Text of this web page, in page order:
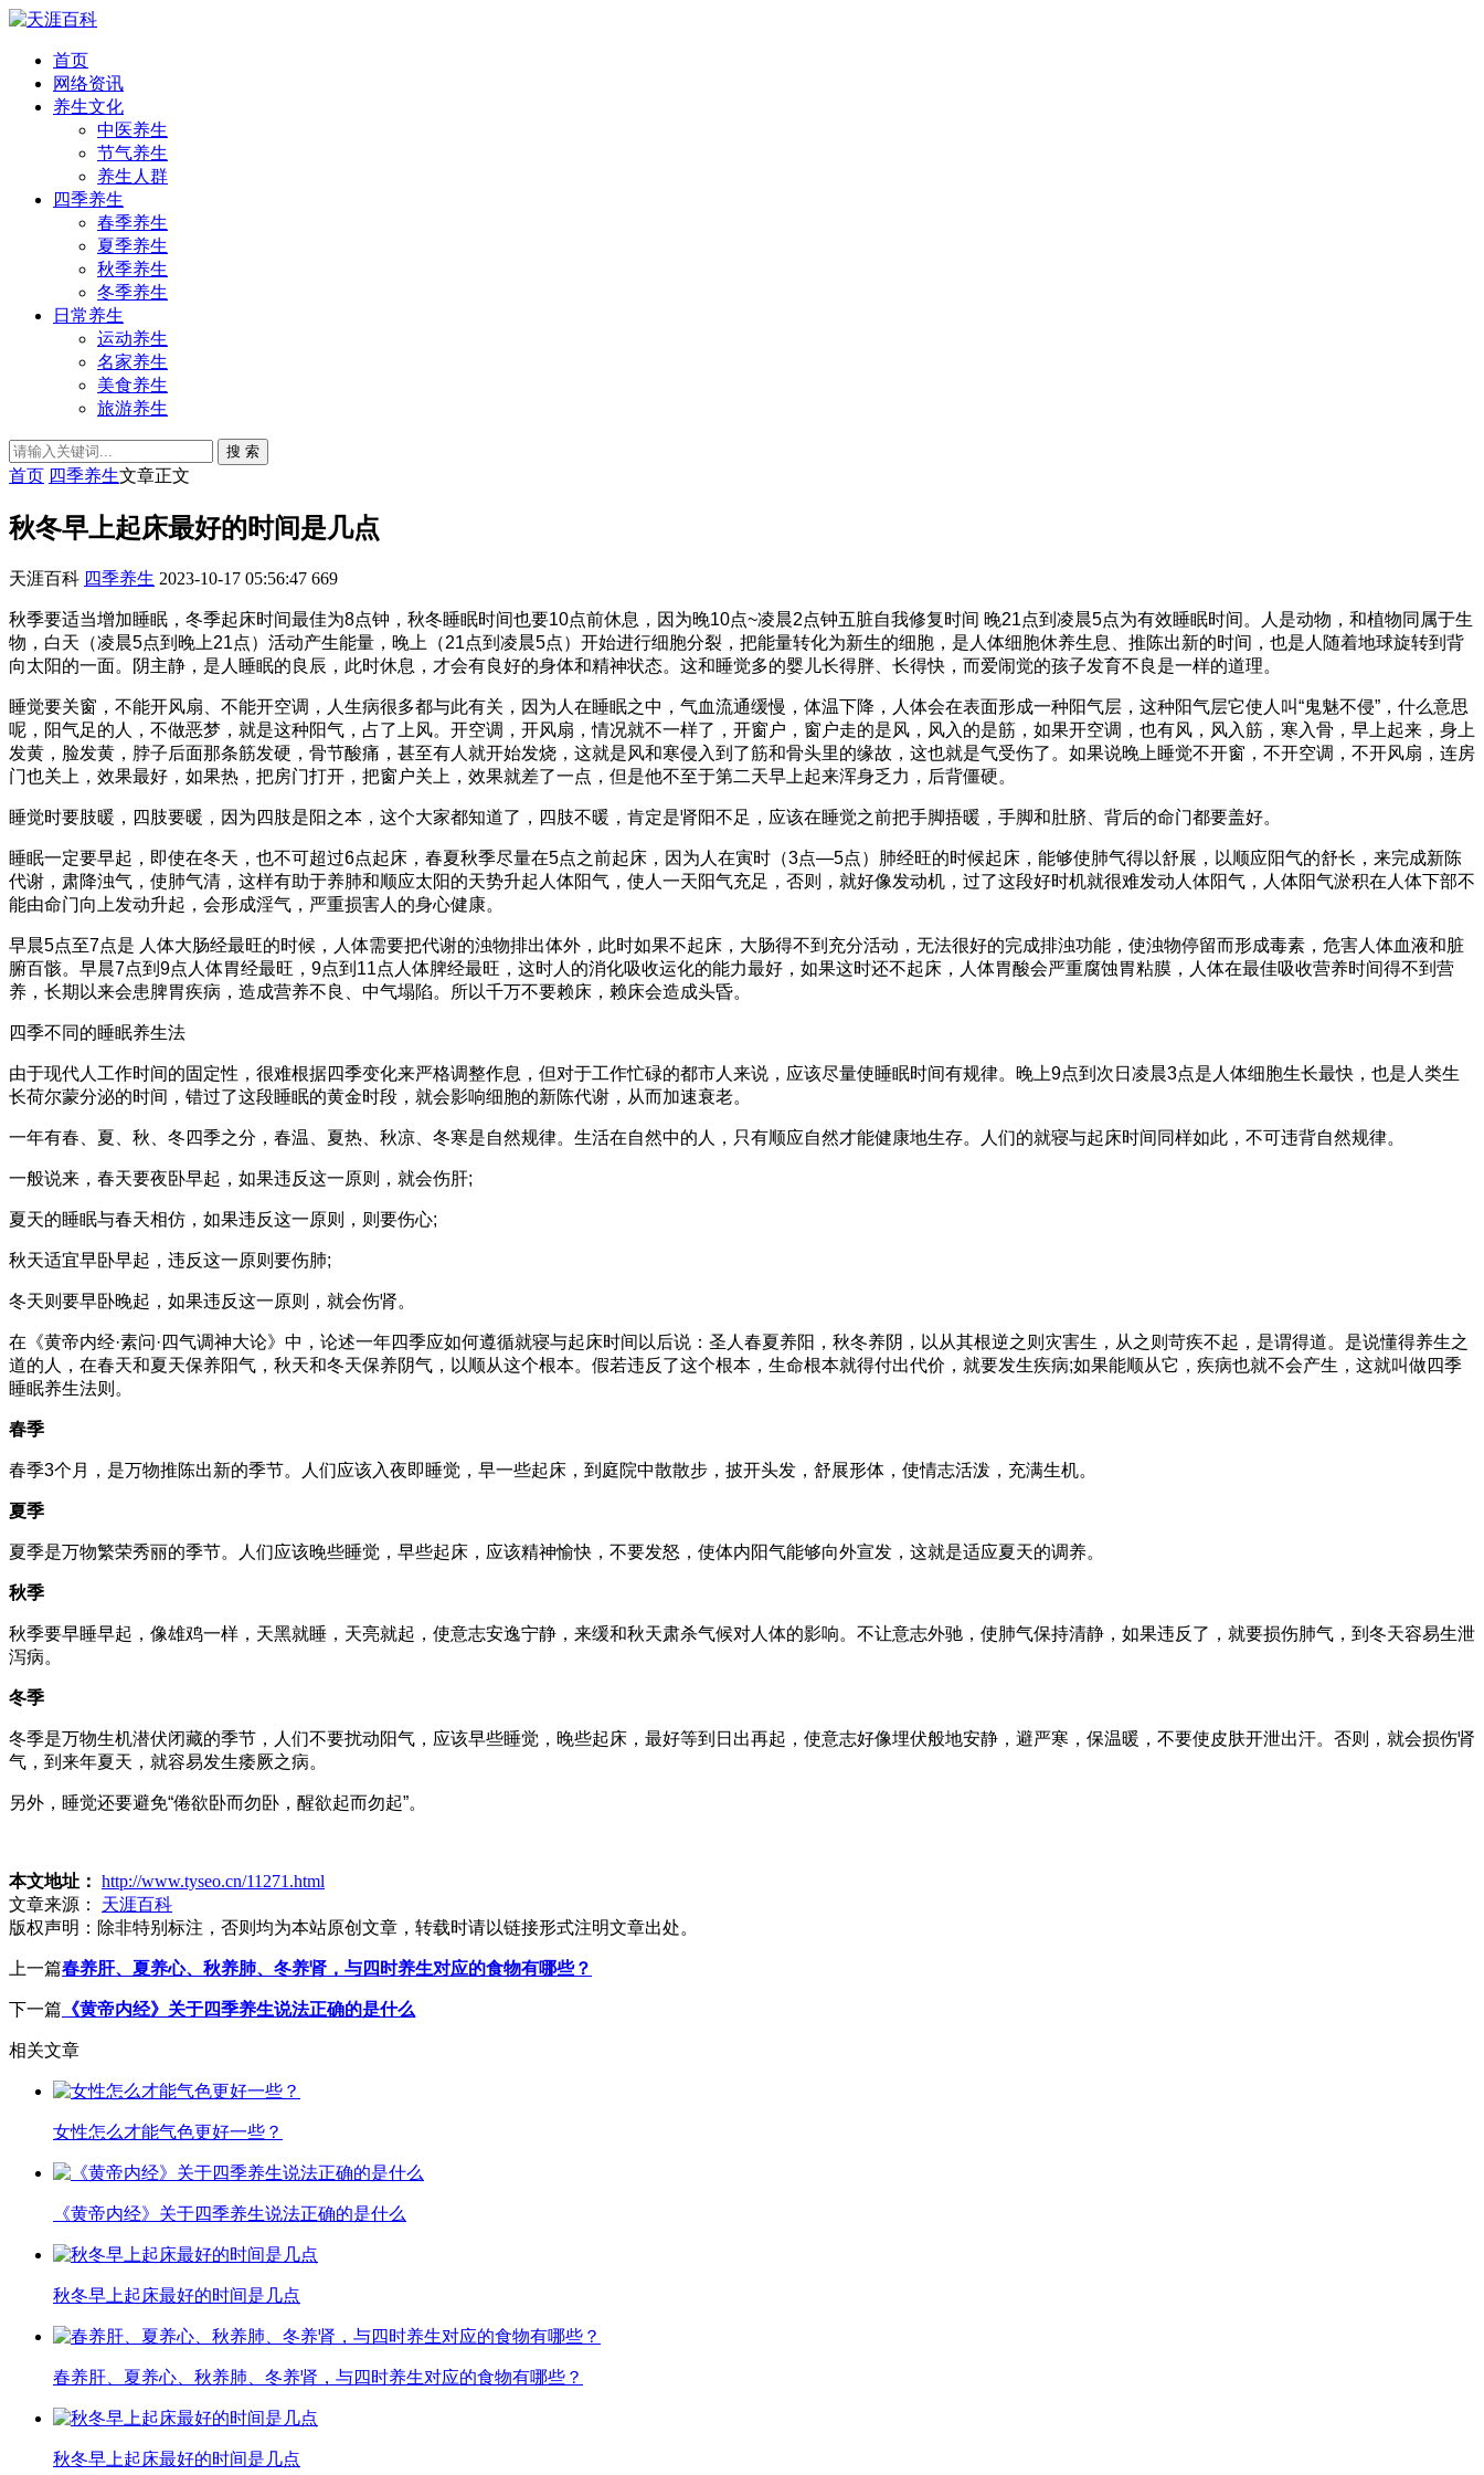
首页
网络资讯
养生文化
中医养生
节气养生
养生人群
四季养生
春季养生
夏季养生
秋季养生
冬季养生
日常养生
运动养生
名家养生
美食养生
旅游养生
搜 索
首页 四季养生文章正文
秋冬早上起床最好的时间是几点
天涯百科 四季养生 2023-10-17 05:56:47 669
秋季要适当增加睡眠，冬季起床时间最佳为8点钟，秋冬睡眠时间也要10点前休息，因为晚10点~凌晨2点钟五脏自我修复时间 晚21点到凌晨5点为有效睡眠时间。人是动物，和植物同属于生
物，白天（凌晨5点到晚上21点）活动产生能量，晚上（21点到凌晨5点）开始进行细胞分裂，把能量转化为新生的细胞，是人体细胞休养生息、推陈出新的时间，也是人随着地球旋转到背
向太阳的一面。阴主静，是人睡眠的良辰，此时休息，才会有良好的身体和精神状态。这和睡觉多的婴儿长得胖、长得快，而爱闹觉的孩子发育不良是一样的道理。
睡觉要关窗，不能开风扇、不能开空调，人生病很多都与此有关，因为人在睡眠之中，气血流通缓慢，体温下降，人体会在表面形成一种阳气层，这种阳气层它使人叫“鬼魅不侵”，什么意思
呢，阳气足的人，不做恶梦，就是这种阳气，占了上风。开空调，开风扇，情况就不一样了，开窗户，窗户走的是风，风入的是筋，如果开空调，也有风，风入筋，寒入骨，早上起来，身上
发黄，脸发黄，脖子后面那条筋发硬，骨节酸痛，甚至有人就开始发烧，这就是风和寒侵入到了筋和骨头里的缘故，这也就是气受伤了。如果说晚上睡觉不开窗，不开空调，不开风扇，连房
门也关上，效果最好，如果热，把房门打开，把窗户关上，效果就差了一点，但是他不至于第二天早上起来浑身乏力，后背僵硬。
睡觉时要肢暖，四肢要暖，因为四肢是阳之本，这个大家都知道了，四肢不暖，肯定是肾阳不足，应该在睡觉之前把手脚捂暖，手脚和肚脐、背后的命门都要盖好。
睡眠一定要早起，即使在冬天，也不可超过6点起床，春夏秋季尽量在5点之前起床，因为人在寅时（3点—5点）肺经旺的时候起床，能够使肺气得以舒展，以顺应阳气的舒长，来完成新陈
代谢，肃降浊气，使肺气清，这样有助于养肺和顺应太阳的天势升起人体阳气，使人一天阳气充足，否则，就好像发动机，过了这段好时机就很难发动人体阳气，人体阳气淤积在人体下部不
能由命门向上发动升起，会形成淫气，严重损害人的身心健康。
早晨5点至7点是 人体大肠经最旺的时候，人体需要把代谢的浊物排出体外，此时如果不起床，大肠得不到充分活动，无法很好的完成排浊功能，使浊物停留而形成毒素，危害人体血液和脏
腑百骸。早晨7点到9点人体胃经最旺，9点到11点人体脾经最旺，这时人的消化吸收运化的能力最好，如果这时还不起床，人体胃酸会严重腐蚀胃粘膜，人体在最佳吸收营养时间得不到营
养，长期以来会患脾胃疾病，造成营养不良、中气塌陷。所以千万不要赖床，赖床会造成头昏。
四季不同的睡眠养生法
由于现代人工作时间的固定性，很难根据四季变化来严格调整作息，但对于工作忙碌的都市人来说，应该尽量使睡眠时间有规律。晚上9点到次日凌晨3点是人体细胞生长最快，也是人类生
长荷尔蒙分泌的时间，错过了这段睡眠的黄金时段，就会影响细胞的新陈代谢，从而加速衰老。
一年有春、夏、秋、冬四季之分，春温、夏热、秋凉、冬寒是自然规律。生活在自然中的人，只有顺应自然才能健康地生存。人们的就寝与起床时间同样如此，不可违背自然规律。
一般说来，春天要夜卧早起，如果违反这一原则，就会伤肝;
夏天的睡眠与春天相仿，如果违反这一原则，则要伤心;
秋天适宜早卧早起，违反这一原则要伤肺;
冬天则要早卧晚起，如果违反这一原则，就会伤肾。
在《黄帝内经·素问·四气调神大论》中，论述一年四季应如何遵循就寝与起床时间以后说：圣人春夏养阳，秋冬养阴，以从其根逆之则灾害生，从之则苛疾不起，是谓得道。是说懂得养生之
道的人，在春天和夏天保养阳气，秋天和冬天保养阴气，以顺从这个根本。假若违反了这个根本，生命根本就得付出代价，就要发生疾病;如果能顺从它，疾病也就不会产生，这就叫做四季
睡眠养生法则。
春季
春季3个月，是万物推陈出新的季节。人们应该入夜即睡觉，早一些起床，到庭院中散散步，披开头发，舒展形体，使情志活泼，充满生机。
夏季
夏季是万物繁荣秀丽的季节。人们应该晚些睡觉，早些起床，应该精神愉快，不要发怒，使体内阳气能够向外宣发，这就是适应夏天的调养。
秋季
秋季要早睡早起，像雄鸡一样，天黑就睡，天亮就起，使意志安逸宁静，来缓和秋天肃杀气候对人体的影响。不让意志外驰，使肺气保持清静，如果违反了，就要损伤肺气，到冬天容易生泄
泻病。
冬季
冬季是万物生机潜伏闭藏的季节，人们不要扰动阳气，应该早些睡觉，晚些起床，最好等到日出再起，使意志好像埋伏般地安静，避严寒，保温暖，不要使皮肤开泄出汗。否则，就会损伤肾
气，到来年夏天，就容易发生痿厥之病。
另外，睡觉还要避免“倦欲卧而勿卧，醒欲起而勿起”。
本文地址： http://www.tyseo.cn/11271.html
文章来源：
天涯百科
版权声明： 除非特别标注，否则均为本站原创文章，转载时请以链接形式注明文章出处。
上一篇春养肝、夏养心、秋养肺、冬养肾，与四时养生对应的食物有哪些？
下一篇 《黄帝内经》关于四季养生说法正确的是什么
相关文章
女性怎么才能气色更好一些？
《黄帝内经》关于四季养生说法正确的是什么
秋冬早上起床最好的时间是几点
春养肝、夏养心、秋养肺、冬养肾，与四时养生对应的食物有哪些？
秋冬早上起床最好的时间是几点